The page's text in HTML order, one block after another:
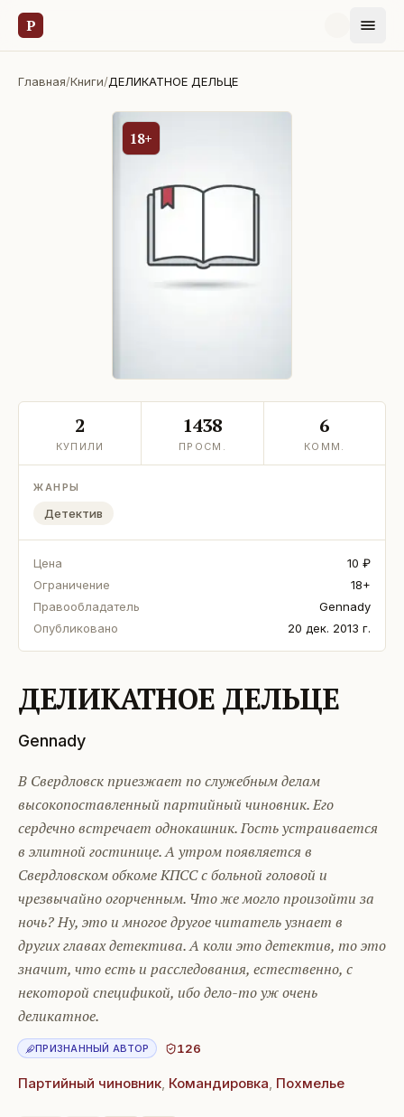
Р
Главная/Книги/ДЕЛИКАТНОЕ ДЕЛЬЦЕ
18+
2
КУПИЛИ
1438
ПРОСМ.
6
КОММ.
ЖАНРЫ
Детектив
Цена
10 ₽
Ограничение
18+
Правообладатель
Gennady
Опубликовано
20 дек. 2013 г.
ДЕЛИКАТНОЕ ДЕЛЬЦЕ
Gennady
В Свердловск приезжает по служебным делам
высокопоставленный партийный чиновник. Его
сердечно встречает однокашник. Гость устраивается
в элитной гостинице. А утром появляется в
Свердловском обкоме КПСС с больной головой и
чрезвычайно огорченным. Что же могло произойти за
ночь? Ну, это и многое другое читатель узнает в
других главах детектива. А коли это детектив, то это
значит, что есть и расследования, естественно, с
некоторой спецификой, ибо дело-то уж очень
деликатное.
ПРИЗНАННЫЙ АВТОР 126
Партийный чиновник, Командировка, Похмелье